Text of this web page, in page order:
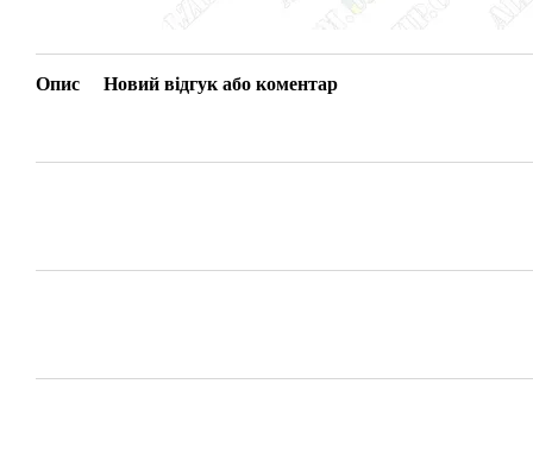
Опис Новий відгук або коментар